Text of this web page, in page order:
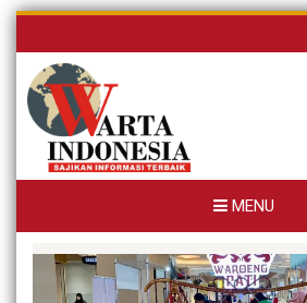
Skip
content
MENU